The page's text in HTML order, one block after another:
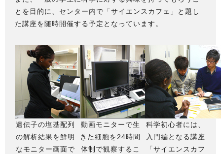
とを目的に、センター内で「サイエンスカフェ」と題し
た講座を随時開催する予定となっています。
遺伝子の塩基配列
の解析結果を鮮明
なモニター画面で
動画モニターで生
きた細胞を24時間
体制で観察するこ
科学初心者には、
入門編となる講座
「サイエンスカフ